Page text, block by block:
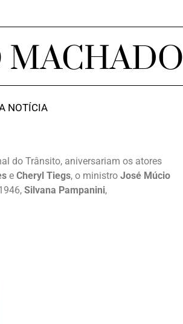
MACHADO
NOTÍCIA
do Trânsito, aniversariam os atores
e Cheryl Tiegs, o ministro José Múcio
Silvana Pampanini,